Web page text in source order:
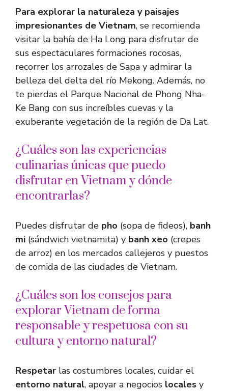
Para explorar la naturaleza y paisajes
impresionantes de Vietnam, se recomienda
visitar la bahía de Ha Long para disfrutar de
sus espectaculares formaciones rocosas,
recorrer los arrozales de Sapa y admirar la
belleza del delta del río Mekong. Además, no
te pierdas el Parque Nacional de Phong Nha-
Ke Bang con sus increíbles cuevas y la
exuberante vegetación de la región de Da Lat.
¿Cuáles son las experiencias
culinarias únicas que puedo
disfrutar en Vietnam y dónde
encontrarlas?
Puedes disfrutar de pho (sopa de fideos), banh
mi (sándwich vietnamita) y banh xeo (crepes
de arroz) en los mercados callejeros y puestos
de comida de las ciudades de Vietnam.
¿Cuáles son los consejos para
explorar Vietnam de forma
responsable y respetuosa con su
cultura y entorno natural?
Respetar las costumbres locales, cuidar el
entorno natural, apoyar a negocios locales y